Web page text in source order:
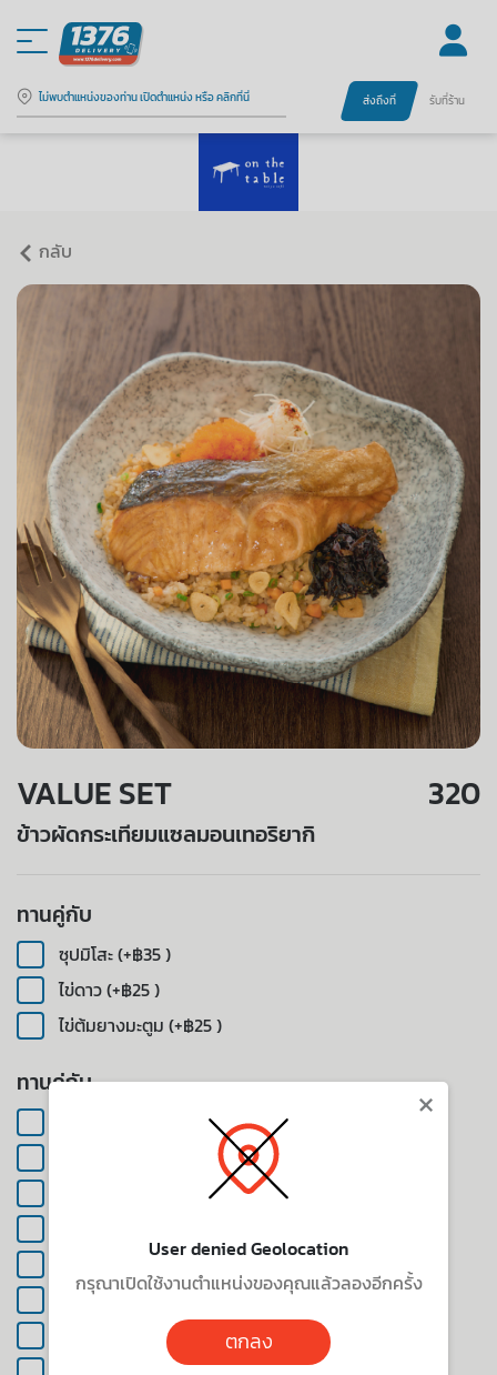
ไม่พบตำแหน่งของท่าน เปิดตำแหน่ง หรือ คลิกที่นี่ ส่งถึงที่ รับที่ร้าน
กลับ
VALUE SET 320
ข้าวผัดกระเทียมแซลมอนเทอริยากิ
ทานคู่กับ
ซุปมิโสะ (+฿35 )
ไข่ดาว (+฿25 )
ไข่ต้มยางมะตูม (+฿25 )
ทานคู่กับ
ชามัทฉะเกนไมลาเต้คราวด์ (+฿120 )
ยูสุมิ้นท์เลมอนเนด (เย็น) (+฿100 )
สตรอเบอร์รี่มะนาวโซดา (+฿100 )
สไปร์ท (+฿60 )
×
User denied Geolocation
กรุณาเปิดใช้งานตำแหน่งของคุณแล้วลองอีกครั้ง
ตกลง